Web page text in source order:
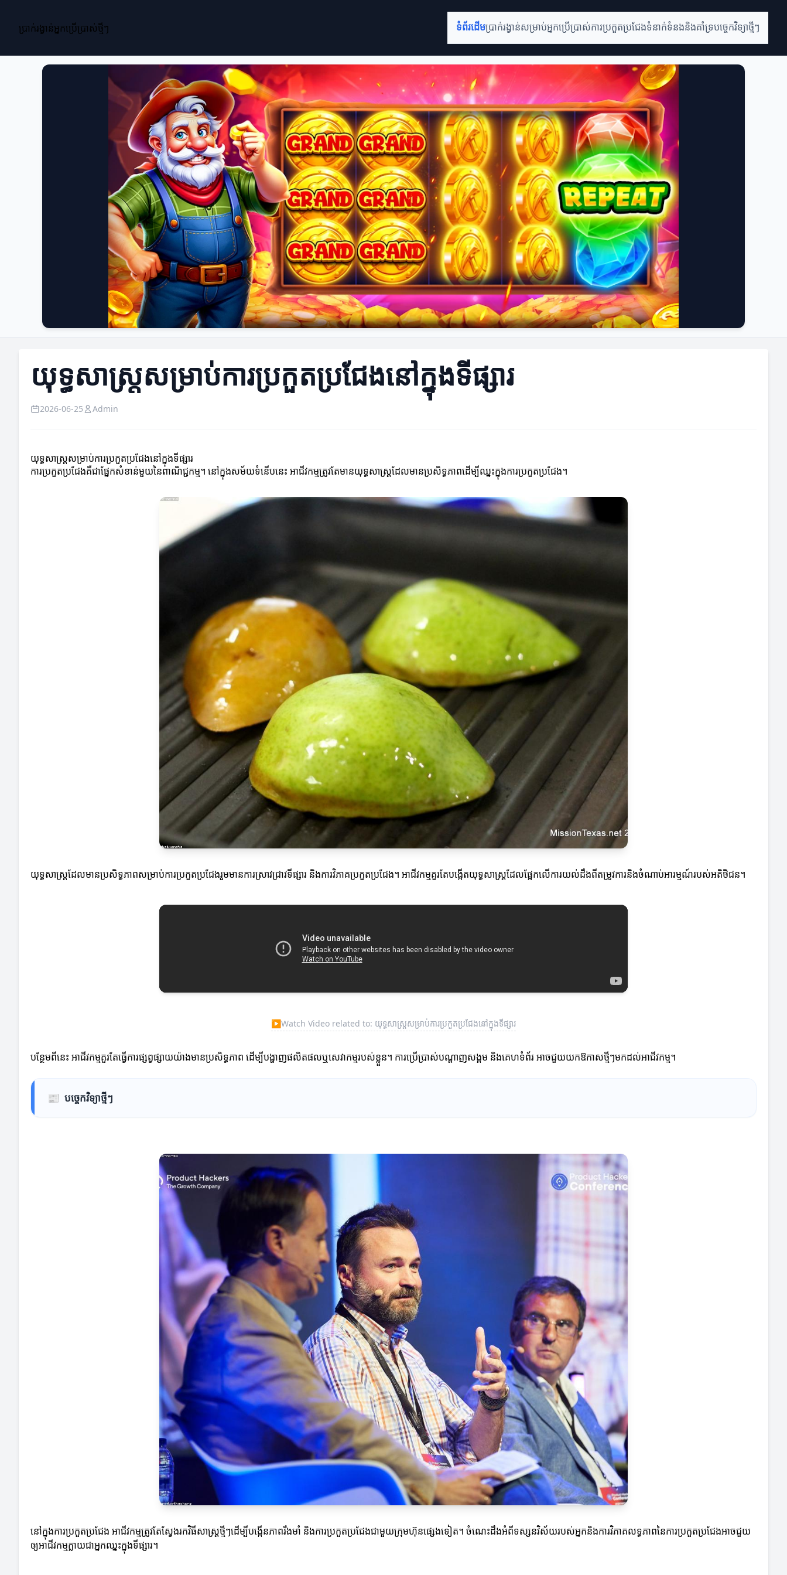
ប្រាក់រង្វាន់អ្នកប្រើប្រាស់ថ្មីៗ ទំព័រដើមប្រាក់រង្វាន់សម្រាប់អ្នកប្រើប្រាស់ការប្រកួតប្រជែងទំនាក់ទំនងនិងគាំទ្របច្ចេកវិទ្យាថ្មីៗ
យុទ្ធសាស្ត្រសម្រាប់ការប្រកួតប្រជែងនៅក្នុងទីផ្សារ
2026-06-25 Admin
យុទ្ធសាស្ត្រសម្រាប់ការប្រកួតប្រជែងនៅក្នុងទីផ្សារ
ការប្រកួតប្រជែងគឺជាផ្នែកសំខាន់មួយនៃពាណិជ្ជកម្ម។ នៅក្នុងសម័យទំនើបនេះ អាជីវកម្មត្រូវតែមានយុទ្ធសាស្ត្រដែលមានប្រសិទ្ធភាពដើម្បីឈ្នះក្នុងការប្រកួតប្រជែង។
យុទ្ធសាស្ត្រដែលមានប្រសិទ្ធភាពសម្រាប់ការប្រកួតប្រជែងរួមមានការស្រាវជ្រាវទីផ្សារ និងការវិភាគប្រកួតប្រជែង។ អាជីវកម្មគួរតែបង្កើតយុទ្ធសាស្ត្រដែលផ្អែកលើការយល់ដឹងពីតម្រូវការនិងចំណាប់អារម្មណ៍របស់អតិថិជន។
▶Watch Video related to: យុទ្ធសាស្ត្រសម្រាប់ការប្រកួតប្រជែងនៅក្នុងទីផ្សារ
បន្ថែមពីនេះ អាជីវកម្មគួរតែធ្វើការផ្សព្វផ្សាយយ៉ាងមានប្រសិទ្ធភាព ដើម្បីបង្ហាញផលិតផលឬសេវាកម្មរបស់ខ្លួន។ ការប្រើប្រាស់បណ្តាញសង្គម និងគេហទំព័រ អាចជួយយកឱកាសថ្មីៗមកដល់អាជីវកម្ម។
📰 បច្ចេកវិទ្យាថ្មីៗ
នៅក្នុងការប្រកួតប្រជែង អាជីវកម្មត្រូវតែស្វែងរកវិធីសាស្ត្រថ្មីៗដើម្បីបង្កើនភាពរឹងមាំ និងការប្រកួតប្រជែងជាមួយក្រុមហ៊ុនផ្សេងទៀត។ ចំណេះដឹងអំពីទស្សនវិស័យរបស់អ្នកនិងការវិភាគលទ្ធភាពនៃការប្រកួតប្រជែងអាចជួយ
ឲ្យអាជីវកម្មក្លាយជាអ្នកឈ្នះក្នុងទីផ្សារ។